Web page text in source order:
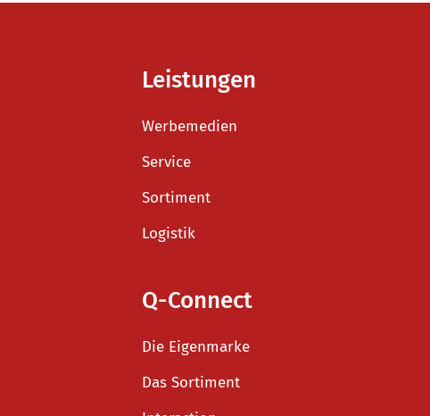
Leistungen
Werbemedien
Service
Sortiment
Logistik
Q-Connect
Die Eigenmarke
Das Sortiment